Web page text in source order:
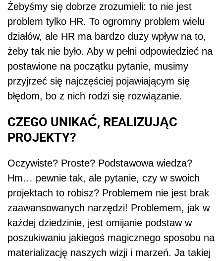
Żebyśmy się dobrze zrozumieli: to nie jest
problem tylko HR. To ogromny problem wielu
działów, ale HR ma bardzo duży wpływ na to,
żeby tak nie było. Aby w pełni odpowiedzieć na
postawione na początku pytanie, musimy
przyjrzeć się najczęściej pojawiającym się
błędom, bo z nich rodzi się rozwiązanie.
CZEGO UNIKAĆ, REALIZUJĄC
PROJEKTY?
Oczywiste? Proste? Podstawowa wiedza?
Hm… pewnie tak, ale pytanie, czy w swoich
projektach to robisz? Problemem nie jest brak
zaawansowanych narzędzi! Problemem, jak w
każdej dziedzinie, jest omijanie podstaw w
poszukiwaniu jakiegoś magicznego sposobu na
materializację naszych wizji i marzeń. Ja takiej